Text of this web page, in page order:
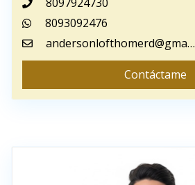
8093092476
andersonlofthomerd@gmail.com
Contáctame